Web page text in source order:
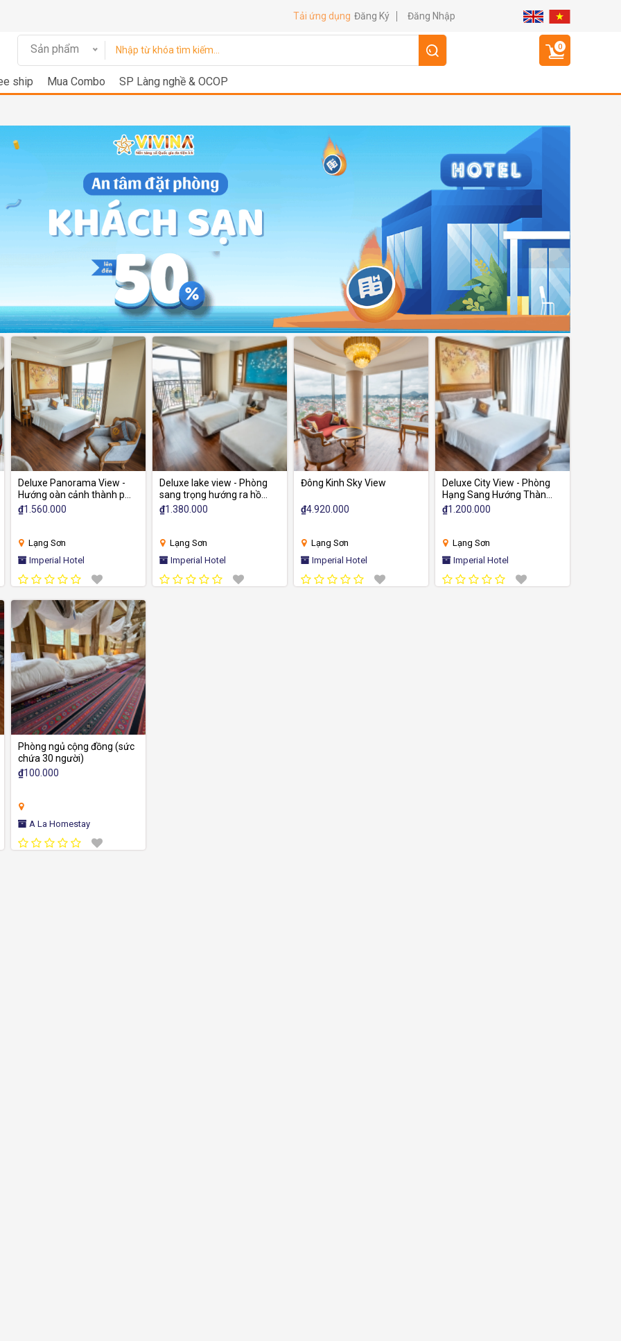
Tải ứng dụng Đăng Ký Đăng Nhập
Sản phẩm 0
ship Mua Combo SP Làng nghề & OCOP
Deluxe Panorama View -
Hướng oàn cảnh thành phố
và hồ Phú Lộc
₫1.560.000
Lạng Sơn
Imperial Hotel
Deluxe lake view - Phòng
sang trọng hướng ra hồ
Phú Lộc
₫1.380.000
Lạng Sơn
Imperial Hotel
Đông Kinh Sky View
₫4.920.000
Lạng Sơn
Imperial Hotel
Deluxe City View - Phòng
Hạng Sang Hướng Thành
Phố
₫1.200.000
Lạng Sơn
Imperial Hotel
Phòng ngủ cộng đồng (sức
chứa 30 người)
₫100.000
A La Homestay